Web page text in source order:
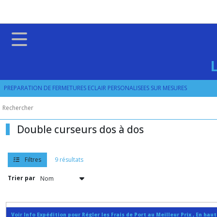
PREPARATION DE FERMETURES ECLAIR PERSONALISEES SUR MESURES
Double curseurs dos à dos
Filtres 9 résultats
Trier par
Voir Info Expédition pour Régler les Frais de Port au Meilleur Prix , En
FILTRES
ZIP
NYLON
SPIRALE
NYLON
No
6.5
mm
Zip